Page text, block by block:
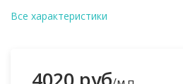
Все характеристики